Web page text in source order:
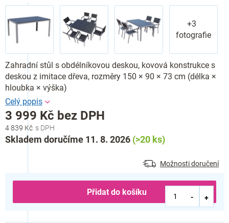
+3
fotografie
4 839 Kč
3 999 Kč bez DPH
Měrná
cena:
Skladem doručíme 11. 8. 2026 (>20 ks)
Možnosti doručení
Přidat do košíku
Zahradní stůl s obdélníkovou deskou, kovová konstrukce s
deskou z imitace dřeva, rozměry 150 × 90 × 73 cm (délka ×
hloubka × výška)